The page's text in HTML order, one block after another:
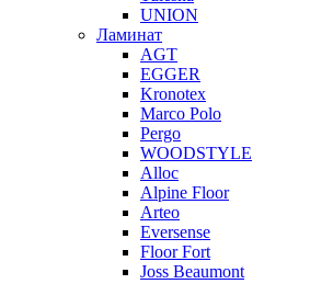
UNION
Ламинат
AGT
EGGER
Kronotex
Marco Polo
Pergo
WOODSTYLE
Alloc
Alpine Floor
Arteo
Eversense
Floor Fort
Joss Beaumont